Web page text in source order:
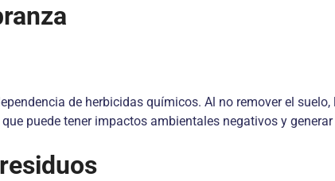
de herbicidas químicos. Al no remover el
puede tener impactos ambientales negativos y